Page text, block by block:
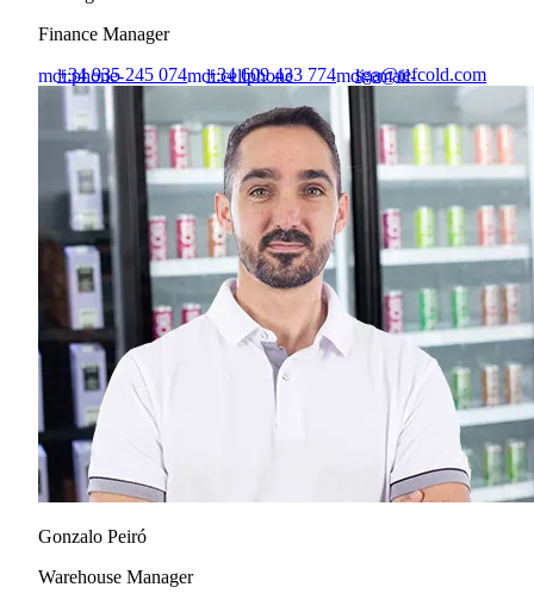
Finance Manager
mdi:phone-
outline
+34 935 245 074mdi:cellphone
+34 609 433 774mdi:email-
outline
sga@tefcold.com
Gonzalo Peiró
Warehouse Manager